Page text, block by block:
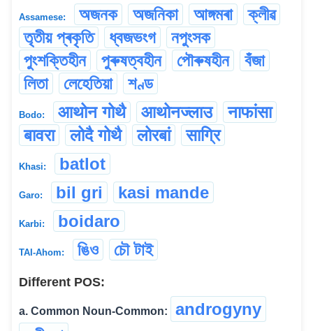
Assamese: অজনক অজনিকা আঙ্গমৰা
ক্লীৱ
তৃতীয় প্ৰকৃতি
ধ্বজভংগ
নপুংসক
পুংশক্তিহীন
পুৰুষত্বহীন পৌৰুষহীন
বঁজা
লিতা
লেহেতিয়া শণ্ড
Bodo: आथोन गोथै आथोनज्लाउ
नाफांसा
बावरा
लोदै गोथै लोरबां साग्रि
Khasi: batlot
Garo: bil gri kasi mande
Karbi: boidaro
TAI-Ahom: ঙিও চৌ টাই
Different POS:
a. Common Noun-Common:
androgyny